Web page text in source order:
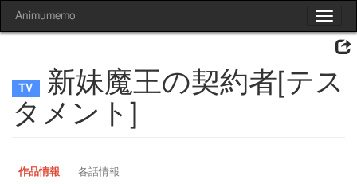
Toggle
Animumemo
新妹魔王の契約者[テス
タメント]
作品情報 各話情報